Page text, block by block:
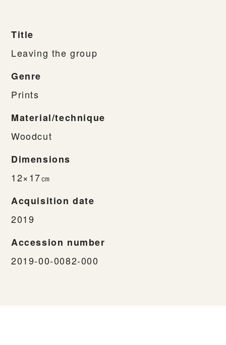
Title
Leaving the group
Genre
Prints
Material/technique
Woodcut
Dimensions
12×17㎝
Acquisition date
2019
Accession number
2019-00-0082-000